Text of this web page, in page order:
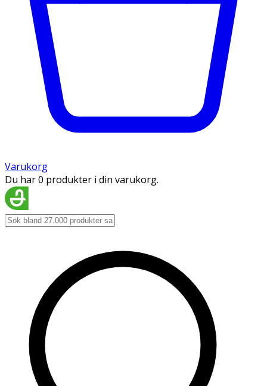
Varukorg
Du har 0 produkter i din varukorg.